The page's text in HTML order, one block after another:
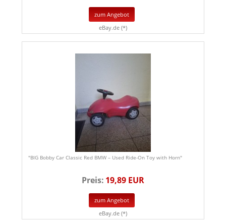
zum Angebot
eBay.de (*)
"BIG Bobby Car Classic Red BMW – Used Ride-On Toy with Horn"
Preis: 19,89 EUR
zum Angebot
eBay.de (*)